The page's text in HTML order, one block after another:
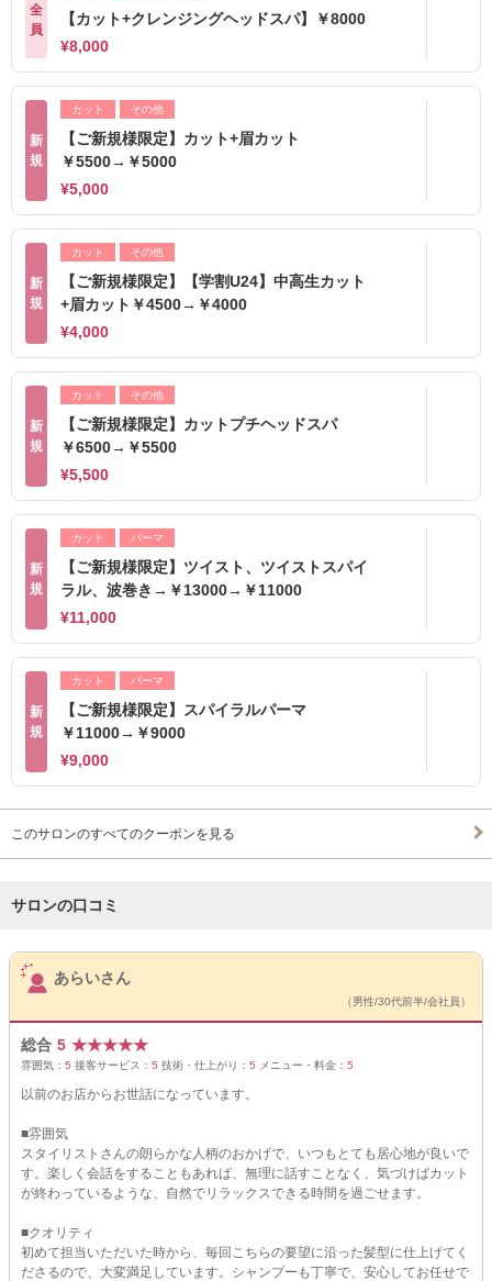
全
員
【カット+クレンジングヘッドスパ】￥8000
¥8,000
新
規
カット その他
【ご新規様限定】カット+眉カット
￥5500→￥5000
¥5,000
新
規
カット その他
【ご新規様限定】【学割U24】中高生カット
+眉カット￥4500→￥4000
¥4,000
新
規
カット その他
【ご新規様限定】カットプチヘッドスパ
￥6500→￥5500
¥5,500
新
規
カット パーマ
【ご新規様限定】ツイスト、ツイストスパイ
ラル、波巻き→￥13000→￥11000
¥11,000
新
規
カット パーマ
【ご新規様限定】スパイラルパーマ
￥11000→￥9000
¥9,000
このサロンのすべてのクーポンを見る
サロンの口コミ
サロンPick Up
あらいさん
（男性/30代前半/会社員）
総合 5 ★★★★★
雰囲気： 5 接客サービス： 5 技術・仕上がり： 5 メニュー・料金： 5
以前のお店からお世話になっています。
■雰囲気
スタイリストさんの朗らかな人柄のおかげで、いつもとても居心地が良いで
す。楽しく会話をすることもあれば、無理に話すことなく、気づけばカット
が終わっているような、自然でリラックスできる時間を過ごせます。
■クオリティ
初めて担当いただいた時から、毎回こちらの要望に沿った髪型に仕上げてく
ださるので、大変満足しています。シャンプーも丁寧で、安心してお任せで